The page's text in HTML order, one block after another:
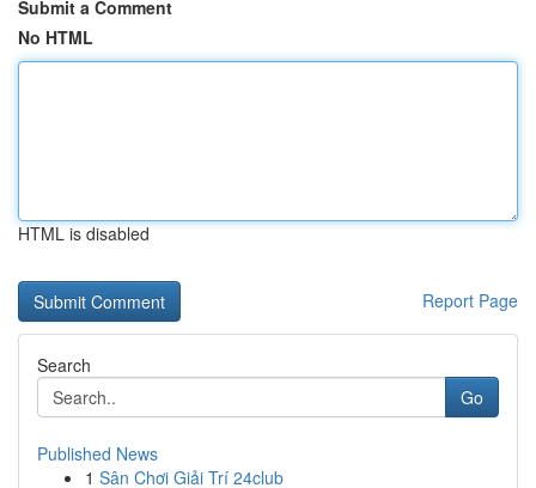
Submit a Comment
No HTML
HTML is disabled
Report Page
Search
Go
Published News
1 Sân Chơi Giải Trí 24club